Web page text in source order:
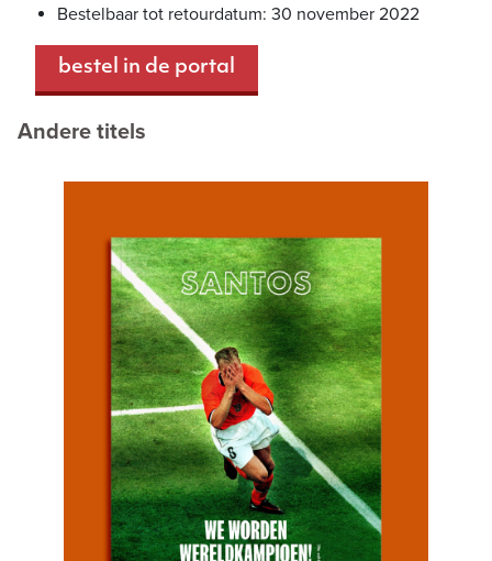
Bestelbaar tot retourdatum: 30 november 2022
bestel in de portal
Andere titels